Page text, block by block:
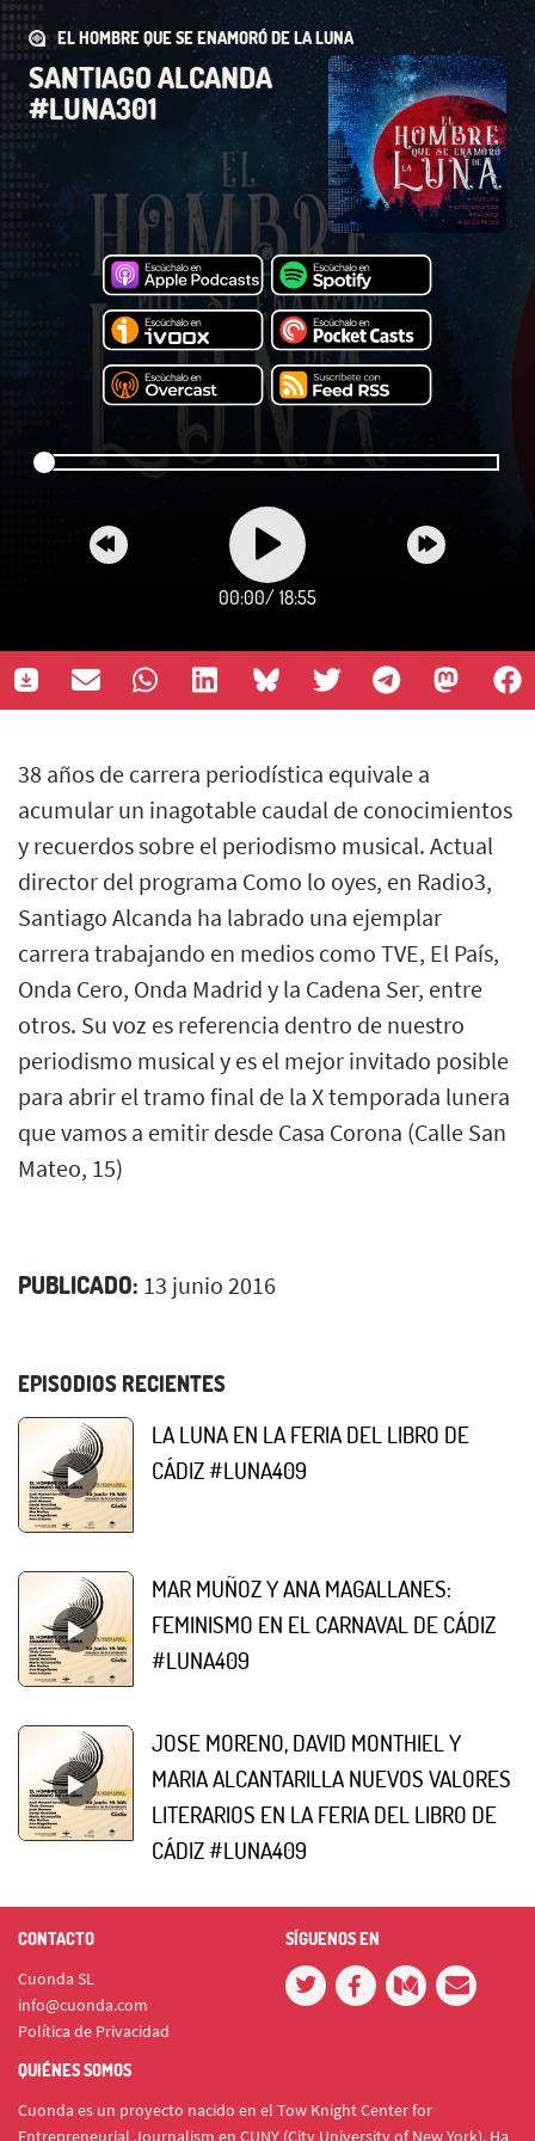
EL HOMBRE QUE SE ENAMORÓ DE LA LUNA
SANTIAGO ALCANDA
#LUNA301
00:00/ 18:55
38 años de carrera periodística equivale a
acumular un inagotable caudal de conocimientos
y recuerdos sobre el periodismo musical. Actual
director del programa Como lo oyes, en Radio3,
Santiago Alcanda ha labrado una ejemplar
carrera trabajando en medios como TVE, El País,
Onda Cero, Onda Madrid y la Cadena Ser, entre
otros. Su voz es referencia dentro de nuestro
periodismo musical y es el mejor invitado posible
para abrir el tramo final de la X temporada lunera
que vamos a emitir desde Casa Corona (Calle San
Mateo, 15)
PUBLICADO: 13 junio 2016
EPISODIOS RECIENTES
LA LUNA EN LA FERIA DEL LIBRO DE
CÁDIZ #LUNA409
MAR MUÑOZ Y ANA MAGALLANES:
FEMINISMO EN EL CARNAVAL DE CÁDIZ
#LUNA409
JOSE MORENO, DAVID MONTHIEL Y
MARIA ALCANTARILLA NUEVOS VALORES
LITERARIOS EN LA FERIA DEL LIBRO DE
CÁDIZ #LUNA409
CONTACTO
Cuonda SL
info@cuonda.com
Política de Privacidad
SÍGUENOS EN
QUIÉNES SOMOS
Cuonda es un proyecto nacido en el Tow Knight Center for
Entrepreneurial Journalism en CUNY (City University of New York). Ha